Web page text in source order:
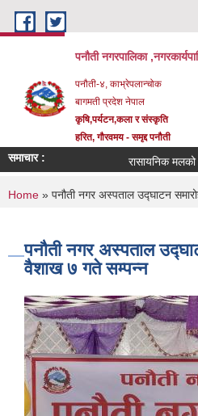
Skip to main content
पनौती नगरपालिका
पनौती-४, काभ्रेपलान्चोक
बागमती प्रदेश नेपाल
कृषि,पर्यटन,कला र संस्कृति
हरित, गौरवमय - समृद्द पनौती
समाचार : रासायनिक मलको कोटा
You are here
Home » पनौती नगर अस्पताल उद्घाटन
पनौती नगर अस्पताल
वैशाख ७ गते सम्पन्न